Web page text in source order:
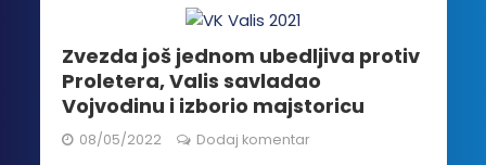
Zvezda još jednom ubedljiva protiv
Proletera, Valis savladao
Vojvodinu i izborio majstoricu
08/05/2022 Dodaj komentar